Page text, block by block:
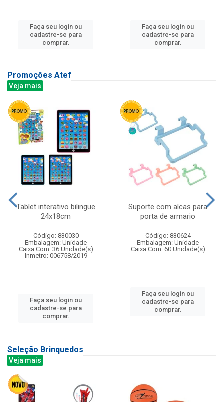
Faça seu login ou
cadastre-se para
comprar.
Faça seu login ou
cadastre-se para
comprar.
Promoções Atef
Veja mais
Tablet interativo bilingue
24x18cm
Código: 830030
Embalagem: Unidade
Caixa Com: 36 Unidade(s)
Inmetro: 006758/2019
Faça seu login ou
cadastre-se para
comprar.
Suporte com alcas para
porta de armario
Código: 830624
Embalagem: Unidade
Caixa Com: 60 Unidade(s)
Faça seu login ou
cadastre-se para
comprar.
Seleção Brinquedos
Veja mais